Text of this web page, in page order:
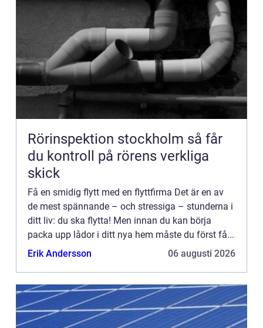
Rörinspektion stockholm så får
du kontroll på rörens verkliga
skick
Få en smidig flytt med en flyttfirma Det är en av
de mest spännande – och stressiga – stunderna i
ditt liv: du ska flytta! Men innan du kan börja
packa upp lådor i ditt nya hem måste du först få...
Erik Andersson
06 augusti 2026